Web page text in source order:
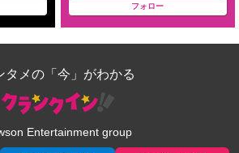
フォロー
タメの「今」がわかる
Entertainment group